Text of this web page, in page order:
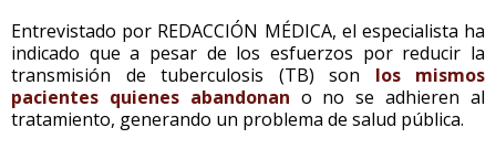
Entrevistado por REDACCIÓN MÉDICA, el especialista ha
indicado que a pesar de los esfuerzos por reducir la
transmisión de tuberculosis (TB) son los mismos
pacientes quienes abandonan o no se adhieren al
tratamiento, generando un problema de salud pública.